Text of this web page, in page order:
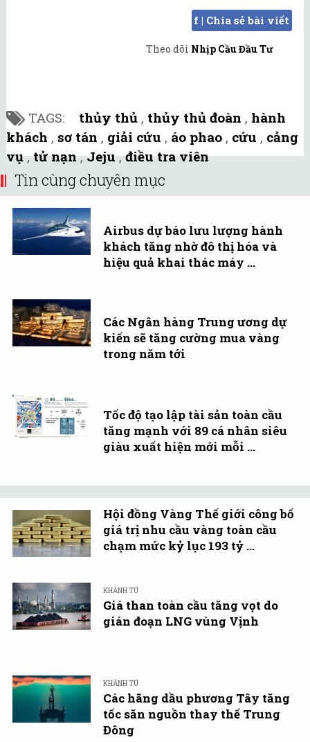
f | Chia sẻ bài viết
Theo dõi Nhịp Cầu Đầu Tư
TAGS: thủy thủ , thủy thủ đoàn , hành
khách , sơ tán , giải cứu , áo phao , cứu , cảng
vụ,tử nạn,Jeju,điều tra viên
Tin cùng chuyên mục
Airbus dự báo lưu lượng hành
khách tăng nhờ đô thị hóa và
hiệu quả khai thác máy ...
Các Ngân hàng Trung ương dự
kiến sẽ tăng cường mua vàng
trong năm tới
Tốc độ tạo lập tài sản toàn cầu
tăng mạnh với 89 cá nhân siêu
giàu xuất hiện mới mỗi ...
Hội đồng Vàng Thế giới công bố
giá trị nhu cầu vàng toàn cầu
chạm mức kỷ lục 193 tỷ ...
KHÁNH TÚ
Giá than toàn cầu tăng vọt do
gián đoạn LNG vùng Vịnh
KHÁNH TÚ
Các hãng dầu phương Tây tăng
tốc săn nguồn thay thế Trung
Đông